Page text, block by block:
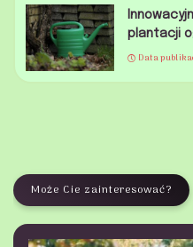
plantacji
Data
Może Cie zainteresować?